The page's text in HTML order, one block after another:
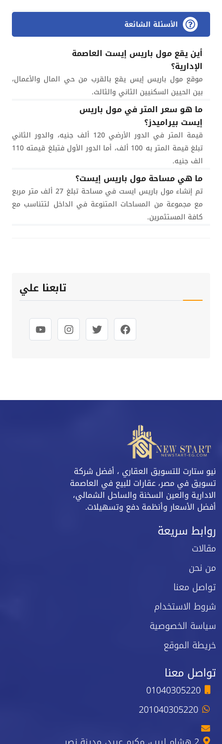
الأسئلة الشائعة
أين يقع مول باريس إيست العاصمة
الإدارية؟
موقع مول باريس إيس يقع بالقرب من حي المال والأعمال،
بين الحيين السكنيين الثاني والثالث.
ما هو سعر المتر في مول باريس
إيست بيراميدز؟
قيمة المتر في الدور الأرضي 120 ألف جنيه، والدور الثاني
تبلغ قيمة المتر به 100 ألف، أما الدور الأول فتبلغ قيمته 110
الف جنيه.
ما هي مساحة مول باريس إيست؟
تم إنشاء مول باريس ايست في مساحة تبلغ 27 ألف متر مربع
مع مجموعة من المساحات المتنوعة في الداخل لتتناسب مع
كافة المستثمرين.
تابعنا علي
نيو ستارت للتسويق العقاري ، أفضل شركة
تسويق في مصر، عقارات للبيع في العاصمة
الادارية والعين السخنة والساحل الشمالي،
أفضل الأسعار وأنظمة دفع وتسهيلات.
روابط سريعة
مقالات
من نحن
تواصل معنا
شروط الاستخدام
سياسة الخصوصية
خريطة الموقع
تواصل معنا
01040305220
201040305220